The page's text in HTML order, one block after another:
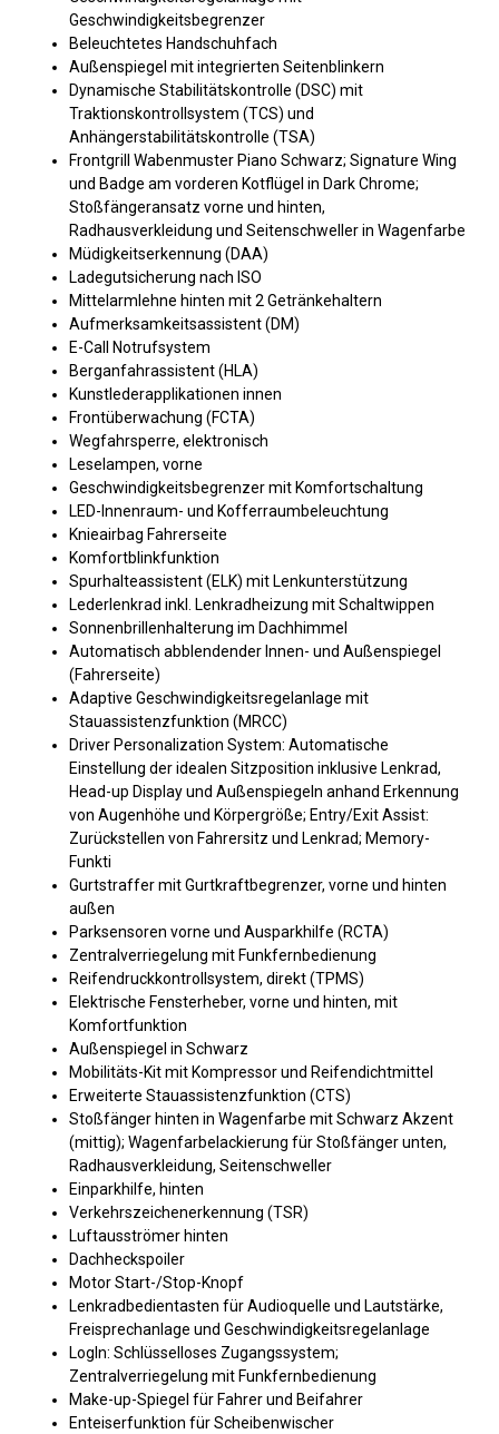
Geschwindigkeitsbegrenzer
Beleuchtetes Handschuhfach
Außenspiegel mit integrierten Seitenblinkern
Dynamische Stabilitätskontrolle (DSC) mit
Traktionskontrollsystem (TCS) und
Anhängerstabilitätskontrolle (TSA)
Frontgrill Wabenmuster Piano Schwarz; Signature Wing
und Badge am vorderen Kotflügel in Dark Chrome;
Stoßfängeransatz vorne und hinten,
Radhausverkleidung und Seitenschweller in Wagenfarbe
Müdigkeitserkennung (DAA)
Ladegutsicherung nach ISO
Mittelarmlehne hinten mit 2 Getränkehaltern
Aufmerksamkeitsassistent (DM)
E-Call Notrufsystem
Berganfahrassistent (HLA)
Kunstlederapplikationen innen
Frontüberwachung (FCTA)
Wegfahrsperre, elektronisch
Leselampen, vorne
Geschwindigkeitsbegrenzer mit Komfortschaltung
LED-Innenraum- und Kofferraumbeleuchtung
Knieairbag Fahrerseite
Komfortblinkfunktion
Spurhalteassistent (ELK) mit Lenkunterstützung
Lederlenkrad inkl. Lenkradheizung mit Schaltwippen
Sonnenbrillenhalterung im Dachhimmel
Automatisch abblendender Innen- und Außenspiegel
(Fahrerseite)
Adaptive Geschwindigkeitsregelanlage mit
Stauassistenzfunktion (MRCC)
Driver Personalization System: Automatische
Einstellung der idealen Sitzposition inklusive Lenkrad,
Head-up Display und Außenspiegeln anhand Erkennung
von Augenhöhe und Körpergröße; Entry/Exit Assist:
Zurückstellen von Fahrersitz und Lenkrad; Memory-
Funkti
Gurtstraffer mit Gurtkraftbegrenzer, vorne und hinten
außen
Parksensoren vorne und Ausparkhilfe (RCTA)
Zentralverriegelung mit Funkfernbedienung
Reifendruckkontrollsystem, direkt (TPMS)
Elektrische Fensterheber, vorne und hinten, mit
Komfortfunktion
Außenspiegel in Schwarz
Mobilitäts-Kit mit Kompressor und Reifendichtmittel
Erweiterte Stauassistenzfunktion (CTS)
Stoßfänger hinten in Wagenfarbe mit Schwarz Akzent
(mittig); Wagenfarbelackierung für Stoßfänger unten,
Radhausverkleidung, Seitenschweller
Einparkhilfe, hinten
Verkehrszeichenerkennung (TSR)
Luftausströmer hinten
Dachheckspoiler
Motor Start-/Stop-Knopf
Lenkradbedientasten für Audioquelle und Lautstärke,
Freisprechanlage und Geschwindigkeitsregelanlage
LogIn: Schlüsselloses Zugangssystem;
Zentralverriegelung mit Funkfernbedienung
Make-up-Spiegel für Fahrer und Beifahrer
Enteiserfunktion für Scheibenwischer